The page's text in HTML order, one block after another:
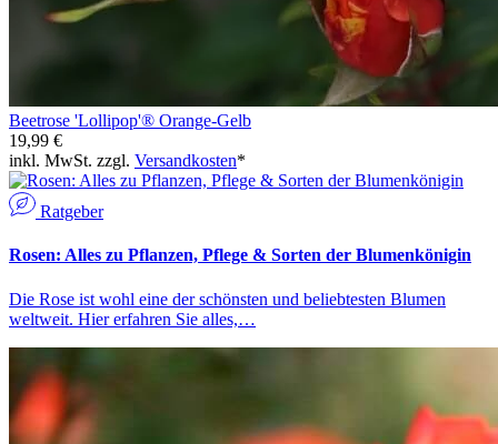
Beetrose 'Lollipop'® Orange-Gelb
19,99 €
inkl. MwSt. zzgl. Versandkosten*
Ratgeber
Rosen: Alles zu Pflanzen, Pflege & Sorten der Blumenkönigin
Die Rose ist wohl eine der schönsten und beliebtesten Blumen
weltweit. Hier erfahren Sie alles,…